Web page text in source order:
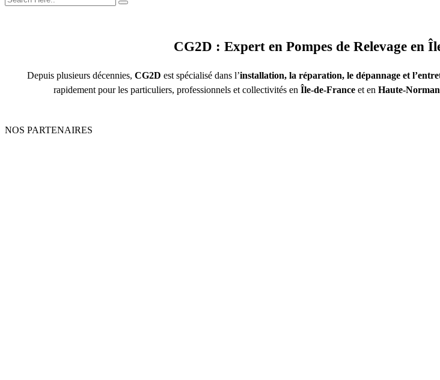
CG2D : Expert en Pompes de Relevage en
Depuis plusieurs décennies, CG2D est spécialisé dans l’installation, la réparation, le dépannage et
rapidement pour les particuliers, professionnels et collectivités en Île-de-France et en Haute-
NOS PARTENAIRES